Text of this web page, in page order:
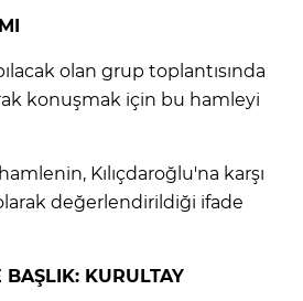
olan grup toplantısında
konuşmak için bu hamleyi
Kılıçdaroğlu'na karşı
değerlendirildiği ifade
BAŞLIK: KURULTAY